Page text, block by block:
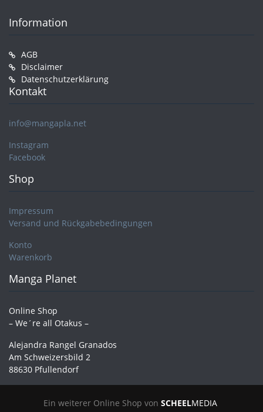
Information
AGB
Disclaimer
Datenschutzerklärung
Kontakt
info@mangapla.net
Instagram
Facebook
Shop
Impressum
Versand und Rückgabebedingungen
Konto
Warenkorb
Manga Planet
Online Shop
– We´re all Otakus –
Alejandra Rangel Granados
Am Schweizersbild 2
88630 Pfullendorf
Ein weiterer Online Shop von SCHEELMEDIA